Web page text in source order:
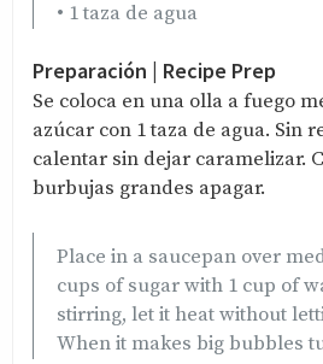
• 1 taza de agua
Preparación | Recipe Prep
Se coloca en una olla a fuego
azúcar con 1 taza de agua. Sin
calentar sin dejar caramelizar.
burbujas grandes apagar.
Place in a saucepan over
cups of sugar with 1 cup of
stirring, let it heat without
When it makes big bubbles